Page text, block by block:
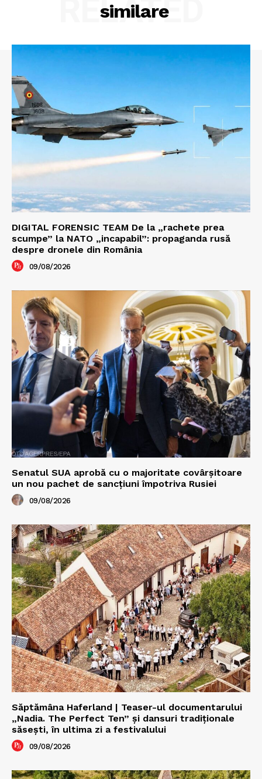
similare
RELATED
DIGITAL FORENSIC TEAM De la „rachete prea
scumpe” la NATO „incapabil”: propaganda rusă
despre dronele din România
09/08/2026
Senatul SUA aprobă cu o majoritate covârșitoare
un nou pachet de sancțiuni împotriva Rusiei
09/08/2026
Săptămâna Haferland | Teaser-ul documentarului
„Nadia. The Perfect Ten” şi dansuri tradiţionale
săseşti, în ultima zi a festivalului
09/08/2026